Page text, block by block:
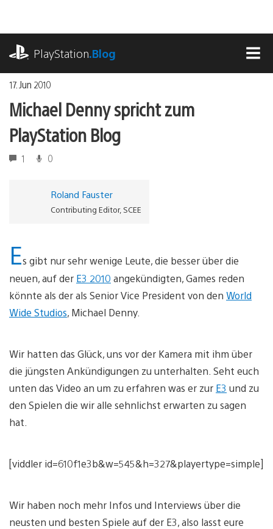
springen
PlayStation.Blog
17. Jun 2010
Michael Denny spricht zum
PlayStation Blog
1 0
Roland Fauster
Contributing Editor, SCEE
Es gibt nur sehr wenige Leute, die besser über die
neuen, auf der E3 2010 angekündigten, Games reden
könnte als der als Senior Vice President von den World
Wide Studios, Michael Denny.
Wir hatten das Glück, uns vor der Kamera mit ihm über
die jüngsten Ankündigungen zu unterhalten. Seht euch
unten das Video an um zu erfahren was er zur E3 und zu
den Spielen die wir alle sehnlichst erwarten zu sagen
hat.
[viddler id=610f1e3b&w=545&h=327&playertype=simple]
Wir haben noch mehr Infos und Interviews über die
neusten und besten Spiele auf der E3, also lasst eure